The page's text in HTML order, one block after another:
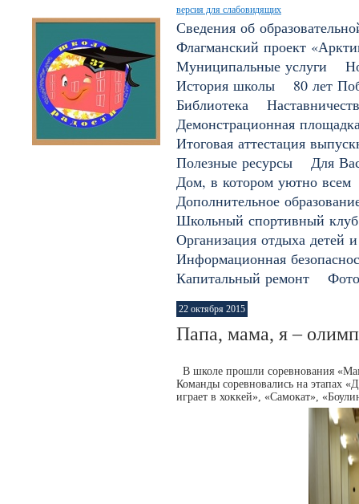
версия для слабовидящих
Сведения об
Флагманский проект
Муниципальные услуги
История школы
80 лет
Библиотека
Демонстрационная
Итоговая аттестация
Полезные ресурсы
Для
Дом, в котором уютно всем
Дополнительное
Школьный спортивный клуб
Организация отдыха детей
Информационная
Капитальный ремонт
22 октября 2015
Папа, мама, я –
В школе прошли соревнования
Команды соревновались на этапах
играет в хоккей», «Самокат»,